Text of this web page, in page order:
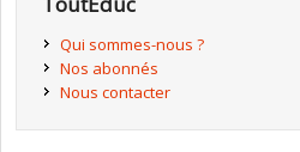
Qui sommes-nous ?
Nos abonnés
Nous contacter